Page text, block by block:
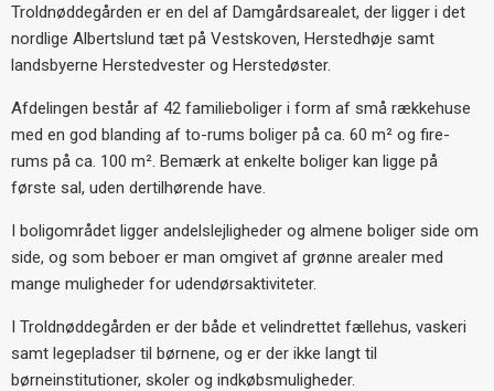
Troldnøddegården er en del af Damgårdsarealet, der ligger i det
nordlige Albertslund tæt på Vestskoven, Herstedhøje samt
landsbyerne Herstedvester og Herstedøster.
Afdelingen består af 42 familieboliger i form af små rækkehuse
med en god blanding af to-rums boliger på ca. 60 m² og fire-
rums på ca. 100 m². Bemærk at enkelte boliger kan ligge på
første sal, uden dertilhørende have.
I boligområdet ligger andelslejligheder og almene boliger side om
side, og som beboer er man omgivet af grønne arealer med
mange muligheder for udendørsaktiviteter.
I Troldnøddegården er der både et velindrettet fællehus, vaskeri
samt legepladser til børnene, og er der ikke langt til
børneinstitutioner, skoler og indkøbsmuligheder.